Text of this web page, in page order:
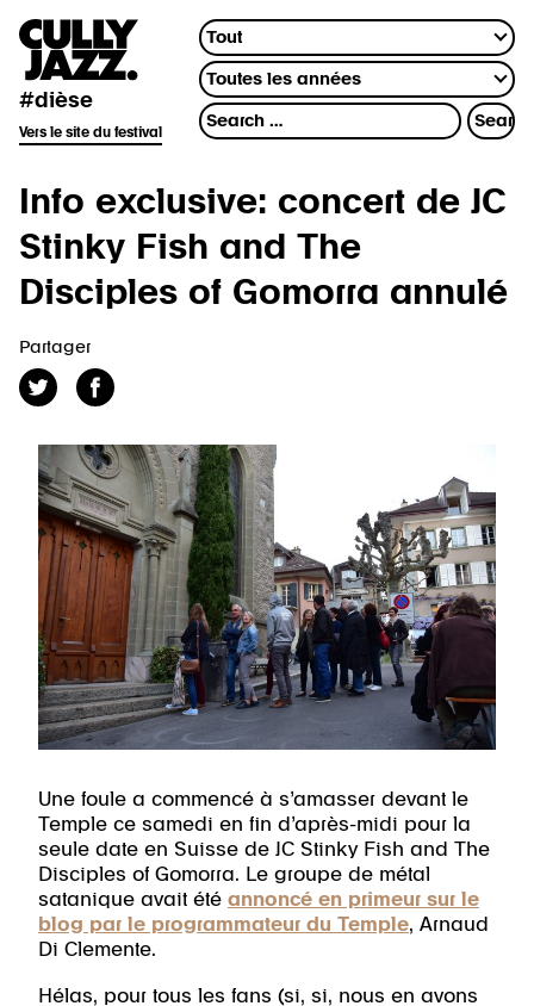
#dièse
Vers le site du festival
Info exclusive: concert de JC
Stinky Fish and The
Disciples of Gomorra annulé
Partager
Une foule a commencé à s’amasser devant le
Temple ce samedi en fin d’après-midi pour la
seule date en Suisse de JC Stinky Fish and The
Disciples of Gomorra. Le groupe de métal
satanique avait été annoncé en primeur sur le
blog par le programmateur du Temple, Arnaud
Di Clemente.
Hélas, pour tous les fans (si, si, nous en avons